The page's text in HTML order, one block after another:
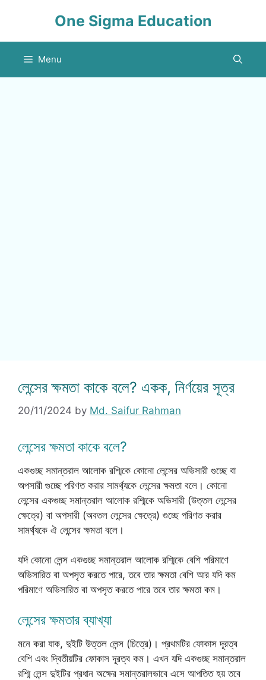
One Sigma Education
Menu
লেন্সের ক্ষমতা কাকে বলে? একক, নির্ণয়ের সূত্র
20/11/2024 by Md. Saifur Rahman
লেন্সের ক্ষমতা কাকে বলে?
একগুচ্ছ সমান্তরাল আলোক রশ্মিকে কোনো লেন্সের অভিসারী গুচ্ছে বা
অপসারী গুচ্ছে পরিণত করার সামর্থ্যকে লেন্সের ক্ষমতা বলে। কোনো
লেন্সের একগুচ্ছ সমান্তরাল আলোক রশ্মিকে অভিসারী (উত্তল লেন্সের
ক্ষেত্রে) বা অপসারী (অবতল লেন্সের ক্ষেত্রে) গুচ্ছে পরিণত করার
সামর্থ্যকে ঐ লেন্সের ক্ষমতা বলে।
যদি কোনো লেন্স একগুচ্ছ সমান্তরাল আলোক রশ্মিকে বেশি পরিমাণে
অভিসারিত বা অপসৃত করতে পারে, তবে তার ক্ষমতা বেশি আর যদি কম
পরিমাণে অভিসারিত বা অপসৃত করতে পারে তবে তার ক্ষমতা কম।
লেন্সের ক্ষমতার ব্যাখ্যা
মনে করা যাক, দুইটি উত্তল লেন্স (চিত্রে)। প্রথমটির ফোকাস দূরত্ব
বেশি এবং দ্বিতীয়টির ফোকাস দূরত্ব কম। এখন যদি একগুচ্ছ সমান্তরাল
রশ্মি লেন্স দুইটির প্রধান অক্ষের সমান্তরালভাবে এসে আপতিত হয় তবে